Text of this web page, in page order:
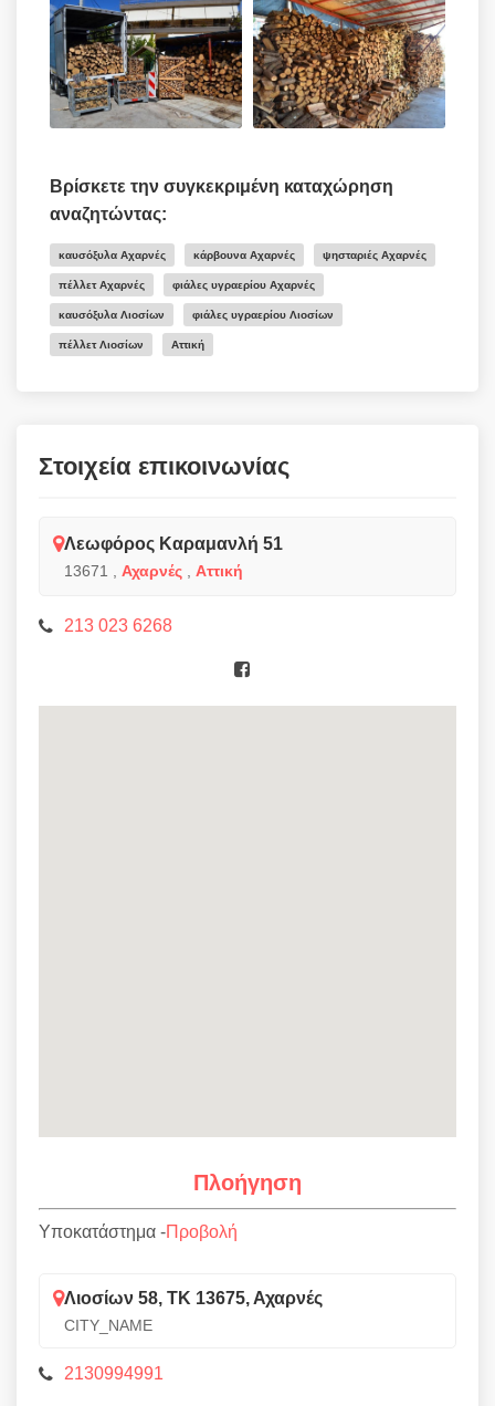
Βρίσκετε την συγκεκριμένη καταχώρηση
αναζητώντας:
καυσόξυλα Αχαρνές κάρβουνα Αχαρνές ψησταριές Αχαρνές
πέλλετ Αχαρνές φιάλες υγραερίου Αχαρνές
καυσόξυλα Λιοσίων φιάλες υγραερίου Λιοσίων
πέλλετ Λιοσίων Αττική
Στοιχεία επικοινωνίας
Λεωφόρος Καραμανλή 51
13671 Αχαρνές Αττική
213 023 6268
Πλοήγηση
Υποκατάστημα -Προβολή
Λιοσίων 58, ΤΚ 13675, Αχαρνές
CITY_NAME
2130994991